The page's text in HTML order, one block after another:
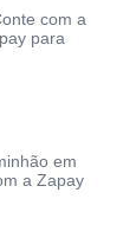
com a
para
em
a Zapay